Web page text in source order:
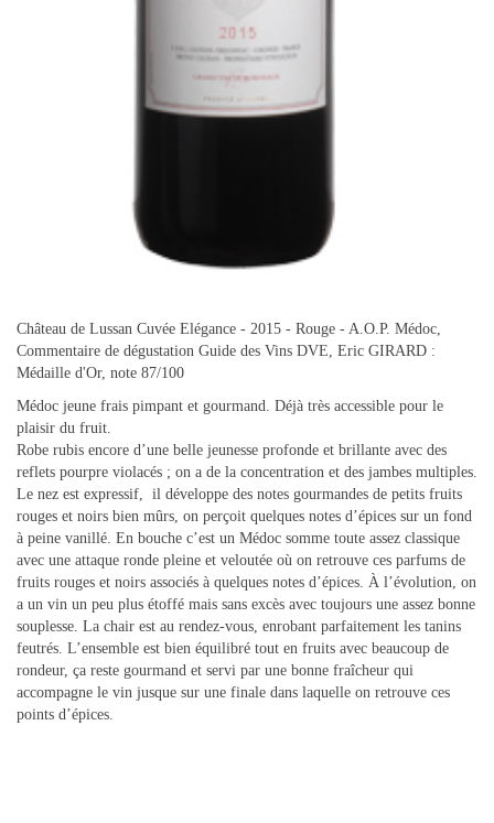
Château de Lussan Cuvée Elégance - 2015 - Rouge - A.O.P. Médoc,
Commentaire de dégustation Guide des Vins DVE, Eric GIRARD :
Médaille d'Or, note 87/100
Médoc jeune frais pimpant et gourmand. Déjà très accessible pour le
plaisir du fruit.
Robe rubis encore d’une belle jeunesse profonde et brillante avec des
reflets pourpre violacés ; on a de la concentration et des jambes multiples.
Le nez est expressif, il développe des notes gourmandes de petits fruits
rouges et noirs bien mûrs, on perçoit quelques notes d’épices sur un fond
à peine vanillé. En bouche c’est un Médoc somme toute assez classique
avec une attaque ronde pleine et veloutée où on retrouve ces parfums de
fruits rouges et noirs associés à quelques notes d’épices. À l’évolution, on
a un vin un peu plus étoffé mais sans excès avec toujours une assez bonne
souplesse. La chair est au rendez-vous, enrobant parfaitement les tanins
feutrés. L’ensemble est bien équilibré tout en fruits avec beaucoup de
rondeur, ça reste gourmand et servi par une bonne fraîcheur qui
accompagne le vin jusque sur une finale dans laquelle on retrouve ces
points d’épices.